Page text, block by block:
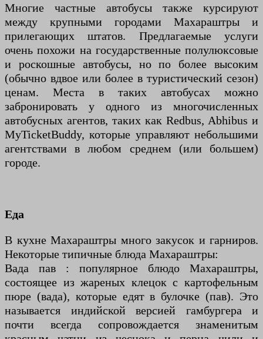
Многие частные автобусы также курсируют
между крупными городами Махараштры и
прилегающих штатов. Предлагаемые услуги
очень похожи на государственные полулюксовые
и роскошные автобусы, но по более высоким
(обычно вдвое или более в туристический сезон)
ценам. Места в таких автобусах можно
забронировать у одного из многочисленных
автобусных агентов, таких как Redbus, Abhibus и
MyTicketBuddy, которые управляют небольшими
агентствами в любом среднем (или большем)
городе.
Еда
В кухне Махараштры много закусок и гарниров.
Некоторые типичные блюда Махараштры:
Вада пав : популярное блюдо Махараштры,
состоящее из жареных клецок с картофельным
пюре (вада), которые едят в булочке (пав). Это
называется индийской версией гамбургера и
почти всегда сопровождается знаменитым